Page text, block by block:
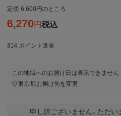
定価 6,600 のところ
6,270 税込
314 ポイント進呈
この地域へのお届け日は表示できません
東京都お届け先を変更
申し訳ございません。ただい